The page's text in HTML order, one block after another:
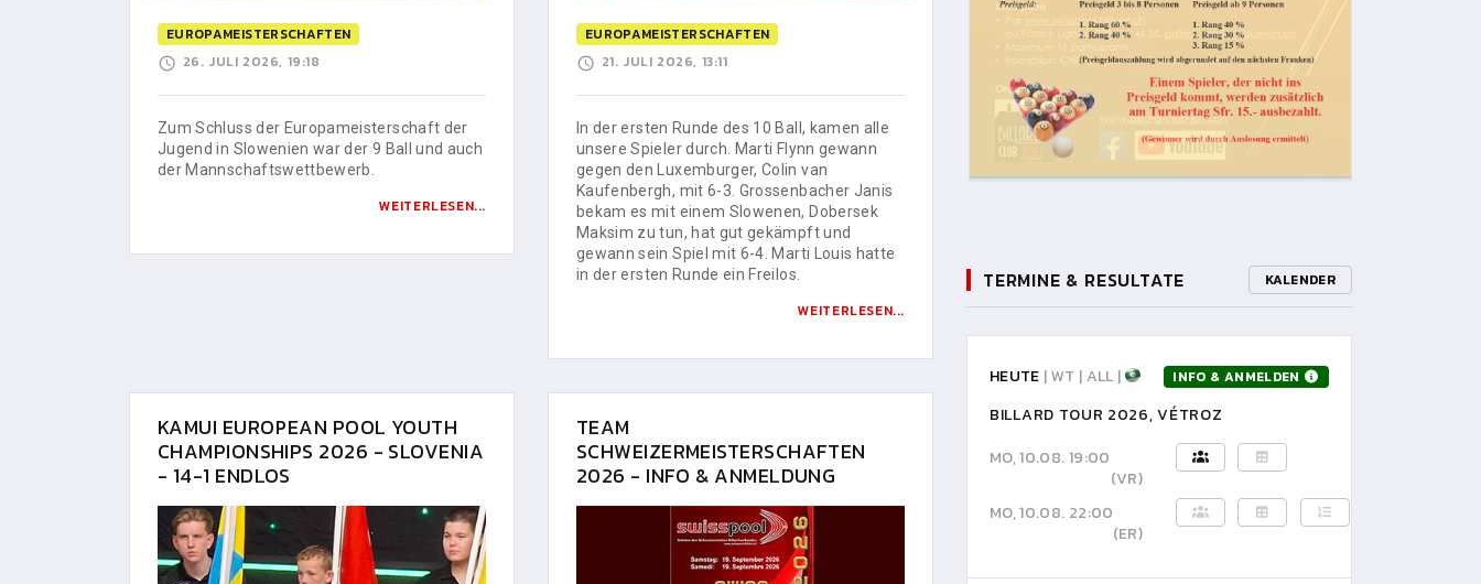
EUROPAMEISTERSCHAFTEN
26. JULI 2026, 19:18
Zum Schluss der Europameisterschaft der
Jugend in Slowenien war der 9 Ball und auch
der Mannschaftswettbewerb.
WEITERLESEN...
EUROPAMEISTERSCHAFTEN
21. JULI 2026, 13:11
In der ersten Runde des 10 Ball, kamen alle
unsere Spieler durch. Marti Flynn gewann
gegen den Luxemburger, Colin van
Kaufenbergh, mit 6-3. Grossenbacher Janis
bekam es mit einem Slowenen, Dobersek
Maksim zu tun, hat gut gekämpft und
gewann sein Spiel mit 6-4. Marti Louis hatte
in der ersten Runde ein Freilos.
WEITERLESEN...
KAMUI EUROPEAN POOL YOUTH
CHAMPIONSHIPS 2026 - SLOVENIA
- 14-1 ENDLOS
TEAM
SCHWEIZERMEISTERSCHAFTEN
2026 - INFO & ANMELDUNG
TERMINE & RESULTATE KALENDER
HEUTE | WT | ALL | INFO & ANMELDEN
BILLARD TOUR 2026, VÉTROZ
MO, 10.08. 19:00
(VR)
MO, 10.08. 22:00
(ER)